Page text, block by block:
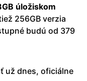
úložiskom
256GB verzia
budú od 379
už dnes, oficiálne